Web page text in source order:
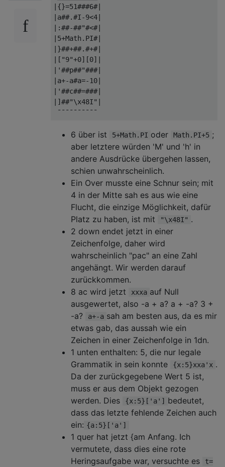
|{}=51###6#|
|a##.#I-9<4|
|:##-##"#<#|
|5+Math.PI#|
|}##+##.#+#|
|["9"+0][0]|
|'##p##"###|
|a+-a#a=-10|
|'##c##=###|
|]##"\x48I"|
6 über ist 5+Math.PI oder Math.PI+5 ;
aber letztere würden 'M' und 'h' in
andere Ausdrücke übergehen lassen,
schien unwahrscheinlich.
Ein Over musste eine Schnur sein; mit
4 in der Mitte sah es aus wie eine
Flucht, die einzige Möglichkeit, dafür
Platz zu haben, ist mit
"\x48I" .
2 down endet jetzt in einer
Zeichenfolge, daher wird
wahrscheinlich "pac" an eine Zahl
angehängt. Wir werden darauf
zurückkommen.
8 ac wird jetzt
xxxa auf Null
ausgewertet, also -a + a? a + -a? 3 +
-a?
a+-a sah am besten aus, da es mir
etwas gab, das aussah wie ein
Zeichen in einer Zeichenfolge in 1dn.
1 unten enthalten: 5, die nur legale
Grammatik in sein konnte
{x:5}xxa'x .
Da der zurückgegebene Wert 5 ist,
muss er aus dem Objekt gezogen
werden. Dies
{x:5}['a']
bedeutet,
dass das letzte fehlende Zeichen auch
ein: {a:5}['a']
1 quer hat jetzt {am Anfang. Ich
vermutete, dass dies eine rote
Heringsaufgabe war, versuchte es
t=